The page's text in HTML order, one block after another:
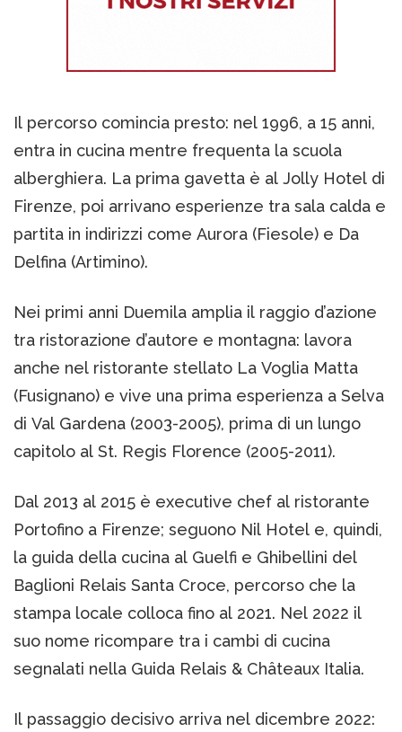
Il percorso comincia presto: nel 1996, a 15 anni,
entra in cucina mentre frequenta la scuola
alberghiera. La prima gavetta è al Jolly Hotel di
Firenze, poi arrivano esperienze tra sala calda e
partita in indirizzi come Aurora (Fiesole) e Da
Delfina (Artimino).
Nei primi anni Duemila amplia il raggio d’azione
tra ristorazione d’autore e montagna: lavora
anche nel ristorante stellato La Voglia Matta
(Fusignano) e vive una prima esperienza a Selva
di Val Gardena (2003-2005), prima di un lungo
capitolo al St. Regis Florence (2005-2011).
Dal 2013 al 2015 è executive chef al ristorante
Portofino a Firenze; seguono Nil Hotel e, quindi,
la guida della cucina al Guelfi e Ghibellini del
Baglioni Relais Santa Croce, percorso che la
stampa locale colloca fino al 2021. Nel 2022 il
suo nome ricompare tra i cambi di cucina
segnalati nella Guida Relais & Châteaux Italia.
Il passaggio decisivo arriva nel dicembre 2022: